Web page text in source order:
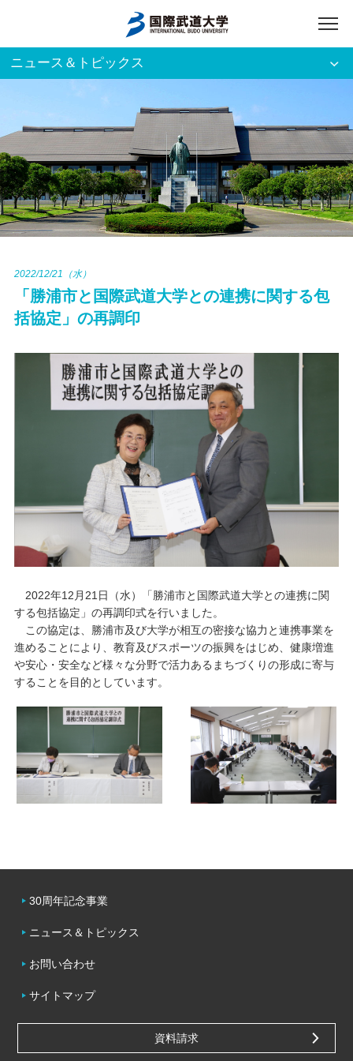
アクセス 入試資料請求
ご利用者別
ホーム
大学案内
学部・大学院
キャンパスライフ
学友会クラブ活動
ニュース＆トピックス
2022/12/21（水）
「勝浦市と国際武道大学との連携に関する包
括協定」の再調印
2022年12月21日（水）「勝浦市と国際武道大学との連携に関
する包括協定」の再調印式を行いました。
この協定は、勝浦市及び大学が相互の密接な協力と連携事業を
進めることにより、教育及びスポーツの振興をはじめ、健康増進
や安心・安全など様々な分野で活力あるまちづくりの形成に寄与
することを目的としています。
30周年記念事業
ニュース＆トピックス
お問い合わせ
サイトマップ
資料請求